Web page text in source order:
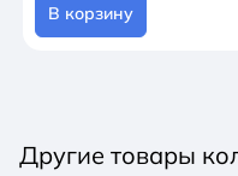
В корзину
Другие товары